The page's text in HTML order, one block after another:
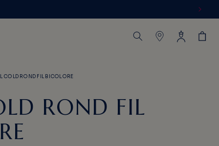
Connexion Panier
COLD ROND FIL BICOLORE
ROND FIL